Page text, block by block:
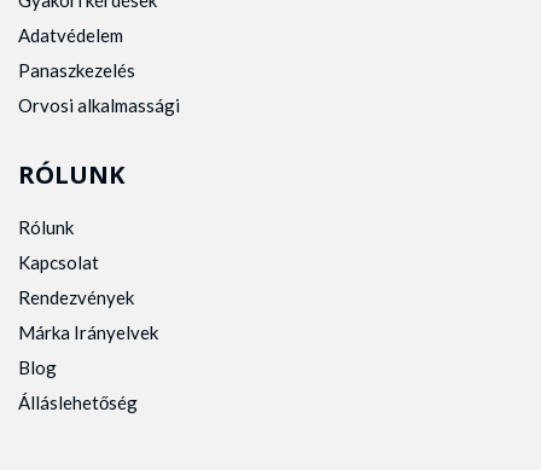
Adatvédelem
Panaszkezelés
Orvosi alkalmassági
RÓLUNK
Rólunk
Kapcsolat
Rendezvények
Márka Irányelvek
Blog
Álláslehetőség